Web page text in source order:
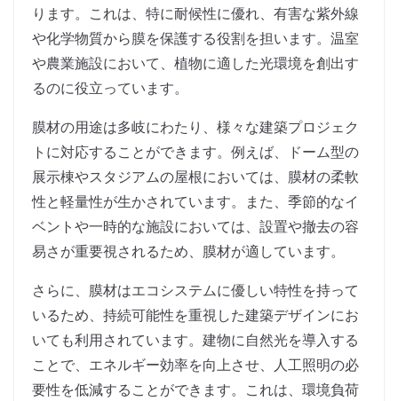
ります。これは、特に耐候性に優れ、有害な紫外線
や化学物質から膜を保護する役割を担います。温室
や農業施設において、植物に適した光環境を創出す
るのに役立っています。
膜材の用途は多岐にわたり、様々な建築プロジェク
トに対応することができます。例えば、ドーム型の
展示棟やスタジアムの屋根においては、膜材の柔軟
性と軽量性が生かされています。また、季節的なイ
ベントや一時的な施設においては、設置や撤去の容
易さが重要視されるため、膜材が適しています。
さらに、膜材はエコシステムに優しい特性を持って
いるため、持続可能性を重視した建築デザインにお
いても利用されています。建物に自然光を導入する
ことで、エネルギー効率を向上させ、人工照明の必
要性を低減することができます。これは、環境負荷